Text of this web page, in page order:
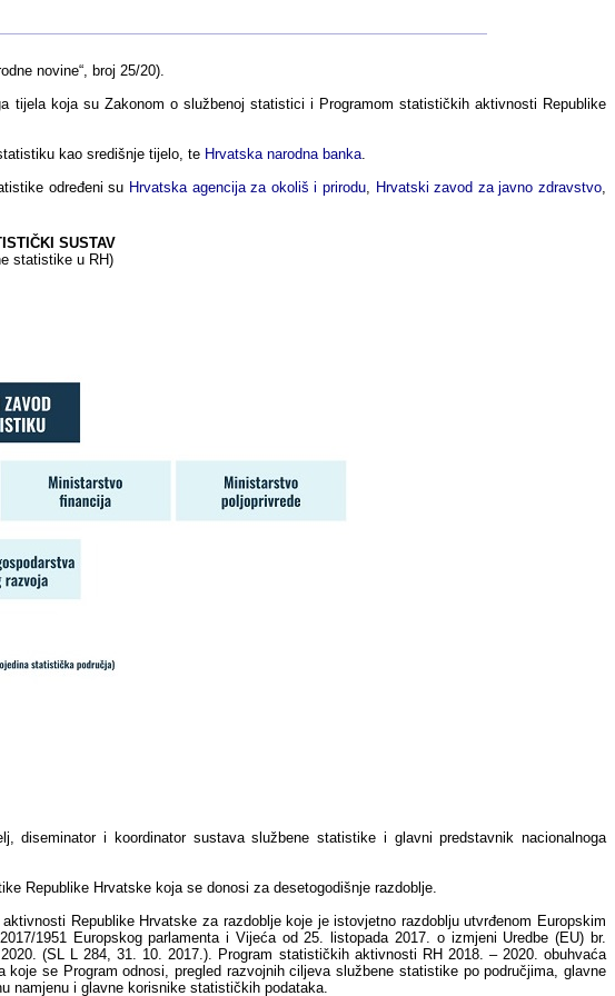
novine“, broj 25/20).
tijela koja su Zakonom o službenoj statistici i Programom statističkih aktivnosti Republike
kao središnje tijelo, te Hrvatska narodna banka.
određeni su Hrvatska agencija za okoliš i prirodu, Hrvatski zavod za javno zdravstvo,
SUSTAV
statistike u RH)
i koordinator sustava službene statistike i glavni predstavnik nacionalnoga
Republike Hrvatske koja se donosi za desetogodišnje razdoblje.
Republike Hrvatske za razdoblje koje je istovjetno razdoblju utvrđenom Europskim
1951 Europskog parlamenta i Vijeća od 25. listopada 2017. o izmjeni Uredbe (EU) br.
(SL L 284, 31. 10. 2017.). Program statističkih aktivnosti RH 2018. – 2020. obuhvaća
se Program odnosi, pregled razvojnih ciljeva službene statistike po područjima, glavne
namjenu i glavne korisnike statističkih podataka.